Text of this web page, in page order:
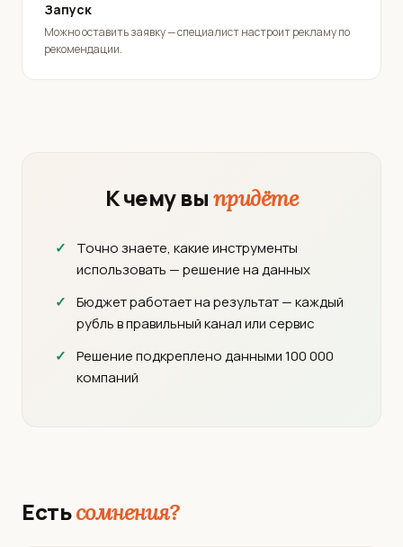
Запуск
Можно оставить заявку — специалист настроит рекламу по
рекомендации.
К чему выпридёте
Точно знаете, какие инструменты
использовать — решение на данных
Бюджет работает на результат — каждый
рубль в правильный канал или сервис
Решение подкреплено данными 100 000
компаний
Естьсомнения?